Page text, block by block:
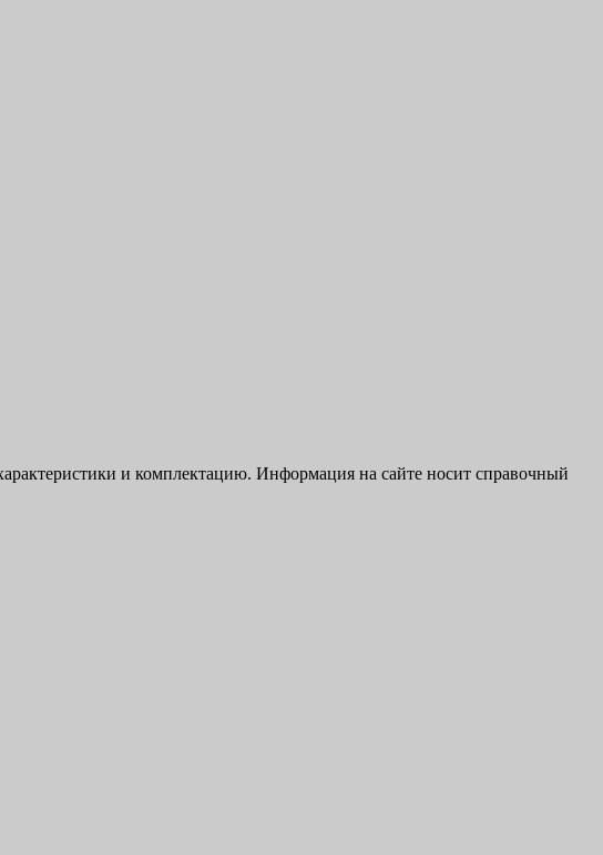
и комплектацию. Информация на сайте носит справочный